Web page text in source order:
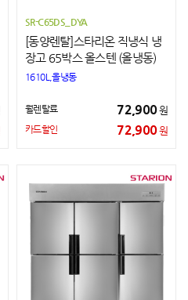
SR-C65DS_DYA
[동양렌탈]스타리온 직냉식 냉
장고 65박스 올스텐 (올냉동)
1610L,올냉동
월렌탈료 72,900원
카드할인 72,900원